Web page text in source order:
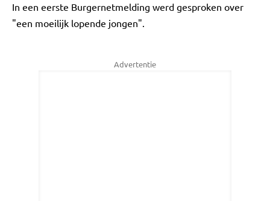
In een eerste Burgernetmelding werd gesproken over
"een moeilijk lopende jongen".
Advertentie